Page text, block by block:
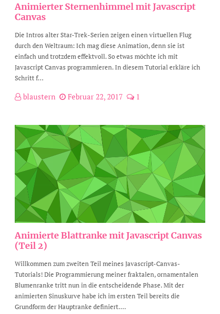
Animierter Sternenhimmel mit Javascript
Canvas
Die Intros alter Star-Trek-Serien zeigen einen virtuellen Flug
durch den Weltraum: Ich mag diese Animation, denn sie ist
einfach und trotzdem effektvoll. So etwas möchte ich mit
Javascript Canvas programmieren. In diesem Tutorial erkläre ich
Schritt f...
blaustern Februar 22, 2017 1
Animierte Blattranke mit Javascript Canvas
(Teil 2)
Willkommen zum zweiten Teil meines Javascript-Canvas-
Tutorials! Die Programmierung meiner fraktalen, ornamentalen
Blumenranke tritt nun in die entscheidende Phase. Mit der
animierten Sinuskurve habe ich im ersten Teil bereits die
Grundform der Hauptranke definiert....